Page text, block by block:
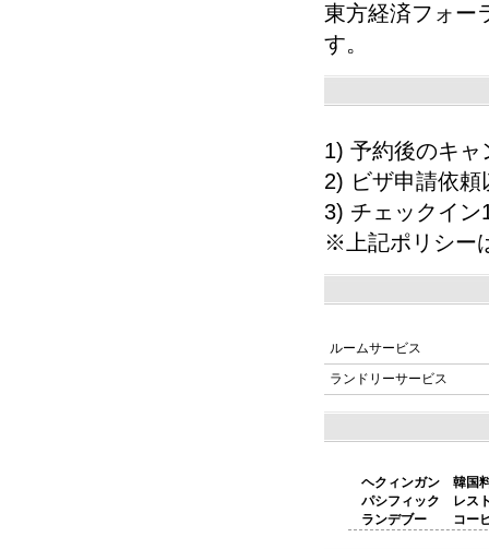
東方経済フォー
す。
1) 予約後のキ
2) ビザ申請依
3) チェックイ
※上記ポリシー
ルームサービス
ランドリーサービス
ヘクィンガン 韓国
パシフィック レス
ランデブー コーヒ